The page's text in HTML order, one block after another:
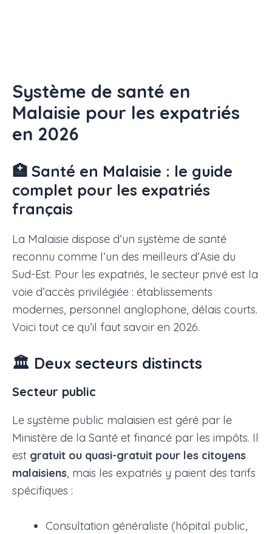
Système de santé en
Malaisie pour les expatriés
en 2026
🏥 Santé en Malaisie : le guide
complet pour les expatriés
français
La Malaisie dispose d’un système de santé
reconnu comme l’un des meilleurs d’Asie du
Sud-Est. Pour les expatriés, le secteur privé est la
voie d’accès privilégiée : établissements
modernes, personnel anglophone, délais courts.
Voici tout ce qu’il faut savoir en 2026.
🏛️ Deux secteurs distincts
Secteur public
Le système public malaisien est géré par le
Ministère de la Santé et financé par les impôts. Il
est gratuit ou quasi-gratuit pour les citoyens
malaisiens, mais les expatriés y paient des tarifs
spécifiques :
Consultation généraliste (hôpital public,